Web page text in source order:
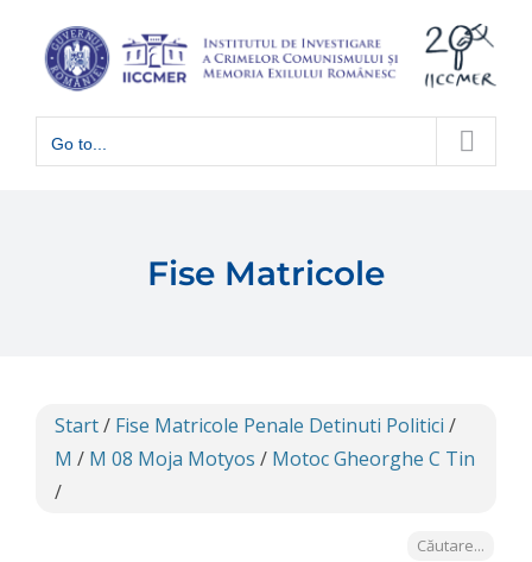
content
Go to...
Fise Matricole
Start/ Fise Matricole Penale Detinuti Politici /
M / M 08 Moja Motyos / Motoc Gheorghe C Tin
/
Căutare...